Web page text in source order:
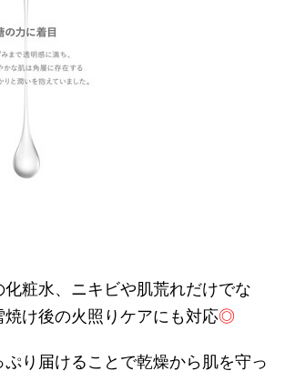
化粧水、ニキビや肌荒れだけでな
焼け後の火照りケアにも対応◎
り届けることで乾燥から肌を守っ